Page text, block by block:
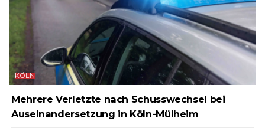
KÖLN
Mehrere Verletzte nach Schusswechsel bei
Auseinandersetzung in Köln-Mülheim